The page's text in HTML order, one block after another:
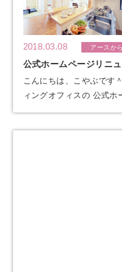
2018.03.08 アースか
公式ホームページリニ
こんにちは、こやぶです
ィングオフィスの 公式ホ